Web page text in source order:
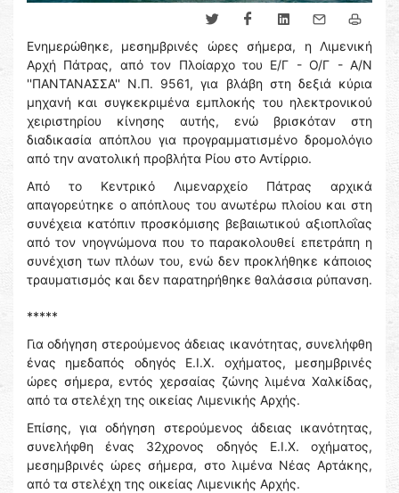
Ενημερώθηκε, μεσημβρινές ώρες σήμερα, η Λιμενική
Αρχή Πάτρας, από τον Πλοίαρχο του Ε/Γ - Ο/Γ - Α/Ν
''ΠΑΝΤΑΝΑΣΣΑ'' Ν.Π. 9561, για βλάβη στη δεξιά κύρια
μηχανή και συγκεκριμένα εμπλοκής του ηλεκτρονικού
χειριστηρίου κίνησης αυτής, ενώ βρισκόταν στη
διαδικασία απόπλου για προγραμματισμένο δρομολόγιο
από την ανατολική προβλήτα Ρίου στο Αντίρριο.
Από το Κεντρικό Λιμεναρχείο Πάτρας αρχικά
απαγορεύτηκε ο απόπλους του ανωτέρω πλοίου και στη
συνέχεια κατόπιν προσκόμισης βεβαιωτικού αξιοπλοΐας
από τον νηογνώμονα που το παρακολουθεί επετράπη η
συνέχιση των πλόων του, ενώ δεν προκλήθηκε κάποιος
τραυματισμός και δεν παρατηρήθηκε θαλάσσια ρύπανση.
*****
Για οδήγηση στερούμενος άδειας ικανότητας, συνελήφθη
ένας ημεδαπός οδηγός Ε.Ι.Χ. οχήματος, μεσημβρινές
ώρες σήμερα, εντός χερσαίας ζώνης λιμένα Χαλκίδας,
από τα στελέχη της οικείας Λιμενικής Αρχής.
Επίσης, για οδήγηση στερούμενος άδειας ικανότητας,
συνελήφθη ένας 32χρονος οδηγός Ε.Ι.Χ. οχήματος,
μεσημβρινές ώρες σήμερα, στο λιμένα Νέας Αρτάκης,
από τα στελέχη της οικείας Λιμενικής Αρχής.